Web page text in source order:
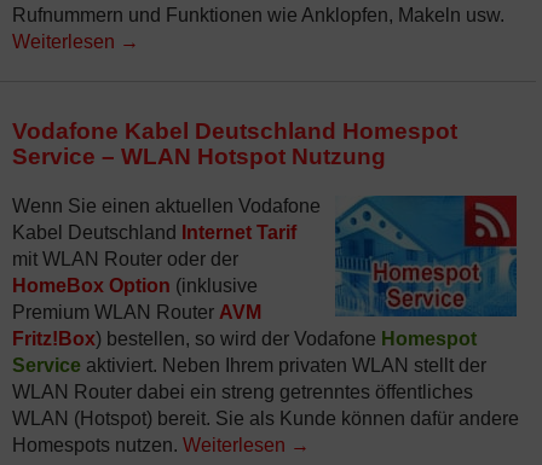
Rufnummern und Funktionen wie Anklopfen, Makeln usw.
Weiterlesen →
Vodafone Kabel Deutschland Homespot
Service – WLAN Hotspot Nutzung
Wenn Sie einen aktuellen Vodafone
Kabel Deutschland
Internet Tarif
mit WLAN Router oder der
HomeBox Option (inklusive
Premium WLAN Router AVM
Fritz!Box) bestellen, so wird der Vodafone Homespot
Service aktiviert. Neben Ihrem privaten WLAN stellt der
WLAN Router dabei ein streng getrenntes öffentliches
WLAN (Hotspot) bereit. Sie als Kunde können dafür andere
Homespots nutzen. Weiterlesen →